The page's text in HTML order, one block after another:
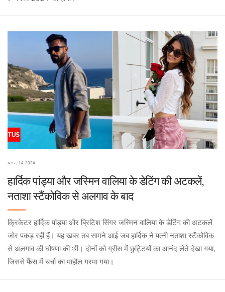
अग॰, 14 2024
हार्दिक पांड्या और जस्मिन वालिया के डेटिंग की अटकलें,
नताशा स्टैंकोविक से अलगाव के बाद
क्रिकेटर हार्दिक पांड्या और ब्रिटिश सिंगर जस्मिन वालिया के डेटिंग की अटकलें
जोर पकड़ रही हैं। यह खबर तब सामने आई जब हार्दिक ने पत्नी नताशा स्टैंकोविक
से अलगाव की घोषणा की थी। दोनों को ग्रीस में छुट्टियों का आनंद लेते देखा गया,
जिससे फैंस में चर्चा का माहौल गरमा गया।